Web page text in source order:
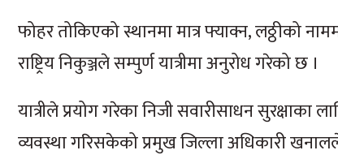
फोहर तोकिएको स्थानमा मात्र फ्याक्न, लठ्ठीको
राष्ट्रिय निकुञ्जले सम्पुर्ण यात्रीमा अनुरोध गरेको छ ।
यात्रीले प्रयोग गरेका निजी सवारीसाधन
व्यवस्था गरिसकेको प्रमुख जिल्ला अधिकारी